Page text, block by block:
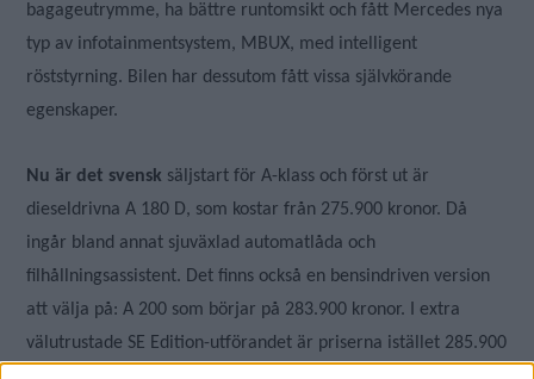
bagageutrymme, ha bättre runtomsikt och fått Mercedes nya
typ av infotainmentsystem, MBUX, med intelligent
röststyrning. Bilen har dessutom fått vissa självkörande
egenskaper.
Nu är det svensk säljstart för A-klass och först ut är
dieseldrivna A 180 D, som kostar från 275.900 kronor. Då
ingår bland annat sjuväxlad automatlåda och
filhållningsassistent. Det finns också en bensindriven version
att välja på: A 200 som börjar på 283.900 kronor. I extra
välutrustade SE Edition-utförandet är priserna istället 285.900